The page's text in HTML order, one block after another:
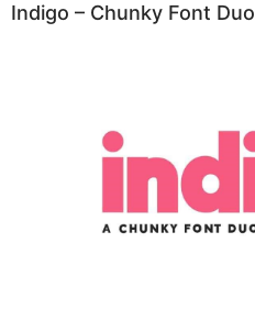
Indigo – Chunky Font Duo